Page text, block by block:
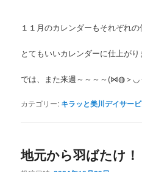
１１月のカレンダーもそれぞれ
とてもいいカレンダーに仕上が
では、また来週～～～～(⋈◍＞
カテゴリー: キラッと美川デイサー
地元から羽ばたけ！